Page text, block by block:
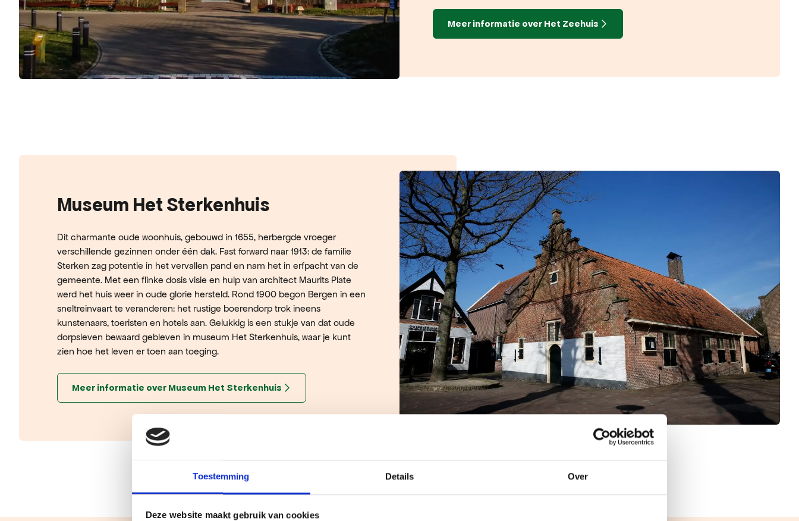
Toestemming Details Over
Deze website maakt gebruik van cookies
Meer informatie over Het Zeehuis
Museum Het Sterkenhuis
Dit charmante oude woonhuis, gebouwd in 1655, herbergde vroeger
verschillende gezinnen onder één dak. Fast forward naar 1913: de familie
Sterken zag potentie in het vervallen pand en nam het in erfpacht van de
gemeente. Met een flinke dosis visie en hulp van architect Maurits Plate
werd het huis weer in oude glorie hersteld. Rond 1900 begon Bergen in een
sneltreinvaart te veranderen: het rustige boerendorp trok ineens
kunstenaars, toeristen en hotels aan. Gelukkig is een stukje van dat oude
dorpsleven bewaard gebleven in museum Het Sterkenhuis, waar je kunt
zien hoe het leven er toen aan toeging.
Meer informatie over Museum Het Sterkenhuis